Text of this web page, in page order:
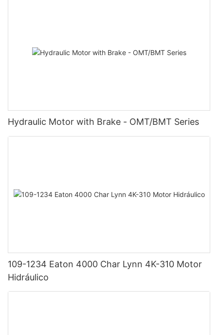
Hydraulic Motor with Brake - OMT/BMT Series
109-1234 Eaton 4000 Char Lynn 4K-310 Motor
Hidráulico